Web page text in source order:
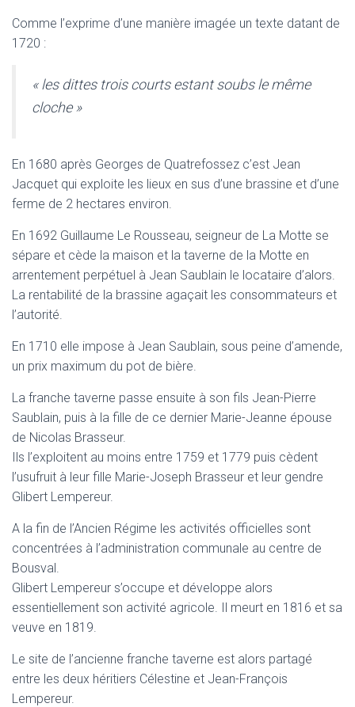
Comme l’exprime d’une manière imagée un texte datant de
1720 :
« les dittes trois courts estant soubs le même
cloche »
En 1680 après Georges de Quatrefossez c’est Jean
Jacquet qui exploite les lieux en sus d’une brassine et d’une
ferme de 2 hectares environ.
En 1692 Guillaume Le Rousseau, seigneur de La Motte se
sépare et cède la maison et la taverne de la Motte en
arrentement perpétuel à Jean Saublain le locataire d’alors.
La rentabilité de la brassine agaçait les consommateurs et
l’autorité.
En 1710 elle impose à Jean Saublain, sous peine d’amende,
un prix maximum du pot de bière.
La franche taverne passe ensuite à son fils Jean-Pierre
Saublain, puis à la fille de ce dernier Marie-Jeanne épouse
de Nicolas Brasseur.
Ils l’exploitent au moins entre 1759 et 1779 puis cèdent
l’usufruit à leur fille Marie-Joseph Brasseur et leur gendre
Glibert Lempereur.
A la fin de l’Ancien Régime les activités officielles sont
concentrées à l’administration communale au centre de
Bousval.
Glibert Lempereur s’occupe et développe alors
essentiellement son activité agricole. Il meurt en 1816 et sa
veuve en 1819.
Le site de l’ancienne franche taverne est alors partagé
entre les deux héritiers Célestine et Jean-François
Lempereur.